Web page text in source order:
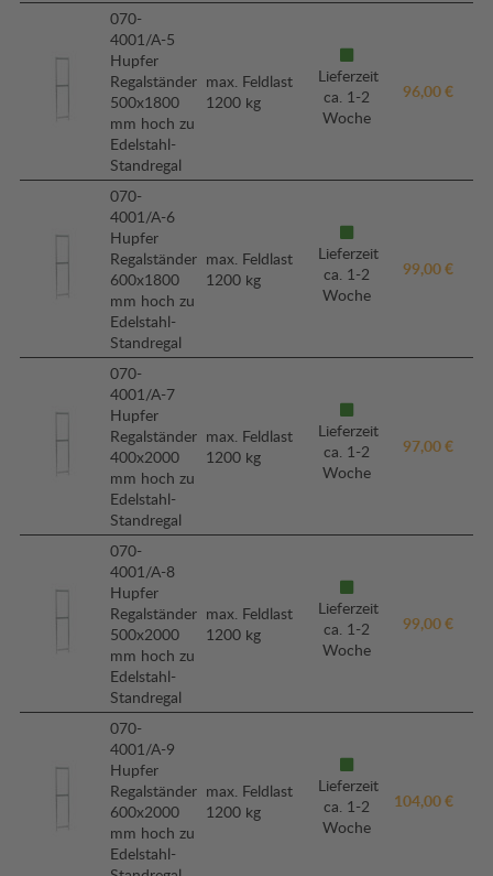
070-
4001/A-5
Hupfer
Regalständer
500x1800
mm hoch zu
Edelstahl-
Standregal
max. Feldlast
1200 kg
Lieferzeit
ca. 1-2
Woche
96,00 €
070-
4001/A-6
Hupfer
Regalständer
600x1800
mm hoch zu
Edelstahl-
Standregal
max. Feldlast
1200 kg
Lieferzeit
ca. 1-2
Woche
99,00 €
070-
4001/A-7
Hupfer
Regalständer
400x2000
mm hoch zu
Edelstahl-
Standregal
max. Feldlast
1200 kg
Lieferzeit
ca. 1-2
Woche
97,00 €
070-
4001/A-8
Hupfer
Regalständer
500x2000
mm hoch zu
Edelstahl-
Standregal
max. Feldlast
1200 kg
Lieferzeit
ca. 1-2
Woche
99,00 €
070-
4001/A-9
Hupfer
Regalständer
600x2000
mm hoch zu
Edelstahl-
max. Feldlast
1200 kg
Lieferzeit
ca. 1-2
Woche
104,00 €